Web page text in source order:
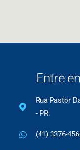
Entre
Rua Pastor
- PR.
(41) 3376-